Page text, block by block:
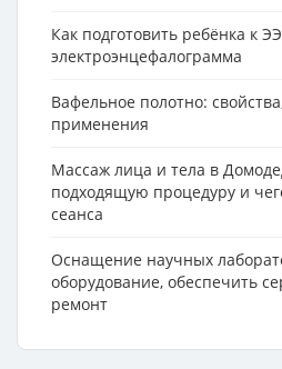
Как подготовить ребёнка к
электроэнцефалограмма
Вафельное полотно:
применения
Массаж лица и тела в
подходящую процедуру и
сеанса
Оснащение научных
оборудование, обеспечить
ремонт